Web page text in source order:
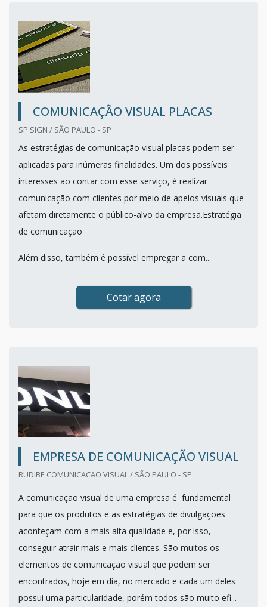
COMUNICAÇÃO VISUAL PLACAS
SP SIGN / SÃO PAULO - SP
As estratégias de comunicação visual placas podem ser
aplicadas para inúmeras finalidades. Um dos possíveis
interesses ao contar com esse serviço, é realizar
comunicação com clientes por meio de apelos visuais que
afetam diretamente o público-alvo da empresa.Estratégia
de comunicação
Além disso, também é possível empregar a com...
Cotar agora
EMPRESA DE COMUNICAÇÃO VISUAL
RUDIBE COMUNICACAO VISUAL / SÃO PAULO - SP
A comunicação visual de uma empresa é fundamental
para que os produtos e as estratégias de divulgações
aconteçam com a mais alta qualidade e, por isso,
conseguir atrair mais e mais clientes. São muitos os
elementos de comunicação visual que podem ser
encontrados, hoje em dia, no mercado e cada um deles
possui uma particularidade, porém todos são muito efi...